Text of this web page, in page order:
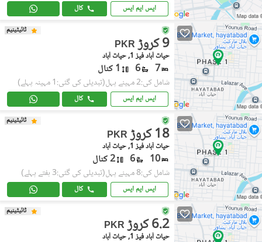
ایس ایم ایس کال
ٹائیٹینیم
PKR 9 کروڑ
حیات آباد فیز 1, حیات آباد
7
6 1 کنال
شامل کی:2 مہینے پہل (تبدیلی کی گئی:1 مہینہ پہلے)
ایس ایم ایس کال
ٹائیٹینیم
PKR 18 کروڑ
حیات آباد فیز 1, حیات آباد
10
6 2 کنال
شامل کی:8 مہینے پہل (تبدیلی کی گئی:3 ہفتے پہلے)
ایس ایم ایس کال
ٹائیٹینیم
PKR 6.2 کروڑ
حیات آباد فیز 1, حیات آباد